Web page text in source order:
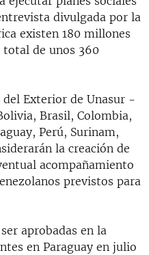
divulgada por la
existen 180 millones
total de unos 360
Exterior de Unasur -
Brasil, Colombia,
Perú, Surinam,
la creación de
acompañamiento
previstos para
aprobadas en la
en Paraguay en julio